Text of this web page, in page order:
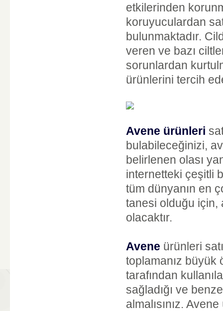
etkilerinden
koruyuculardan
bulunmaktadır.
veren ve bazı
sorunlardan
ürünlerini tercih
Avene ürünleri
bulabileceğinizi,
belirlenen olası
internetteki çeşitli
tüm dünyanın en
tanesi olduğu için,
olacaktır.
Avene ürünleri
toplamanız büyük
tarafından
sağladığı ve
almalısınız.